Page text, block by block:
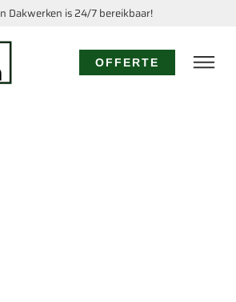
Dakwerken is 24/7 bereikbaar!
OFFERTE